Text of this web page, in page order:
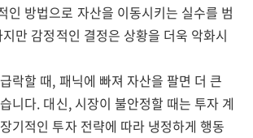
인 방법으로 자산을 이동시키는 실수를 범
만 감정적인 결정은 상황을 더욱 악화시
락할 때, 패닉에 빠져 자산을 팔면 더 큰
니다. 대신, 시장이 불안정할 때는 투자 계
기적인 투자 전략에 따라 냉정하게 행동